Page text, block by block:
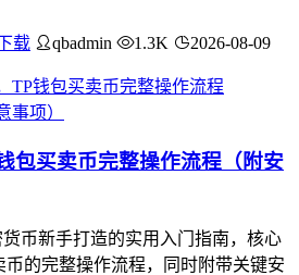
载 qbadmin 1.3K 2026-08-09
包买卖币完整操作流程（附安
币新手打造的实用入门指南，核心
币的完整操作流程，同时附带关键安